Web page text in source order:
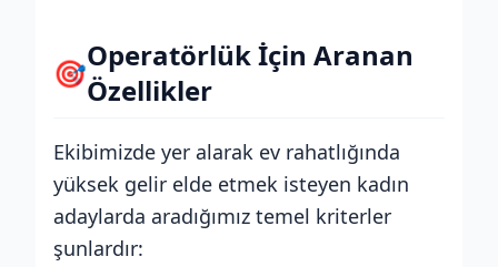
🎯Operatörlük İçin Aranan
Özellikler
Ekibimizde yer alarak ev rahatlığında
yüksek gelir elde etmek isteyen kadın
adaylarda aradığımız temel kriterler
şunlardır: